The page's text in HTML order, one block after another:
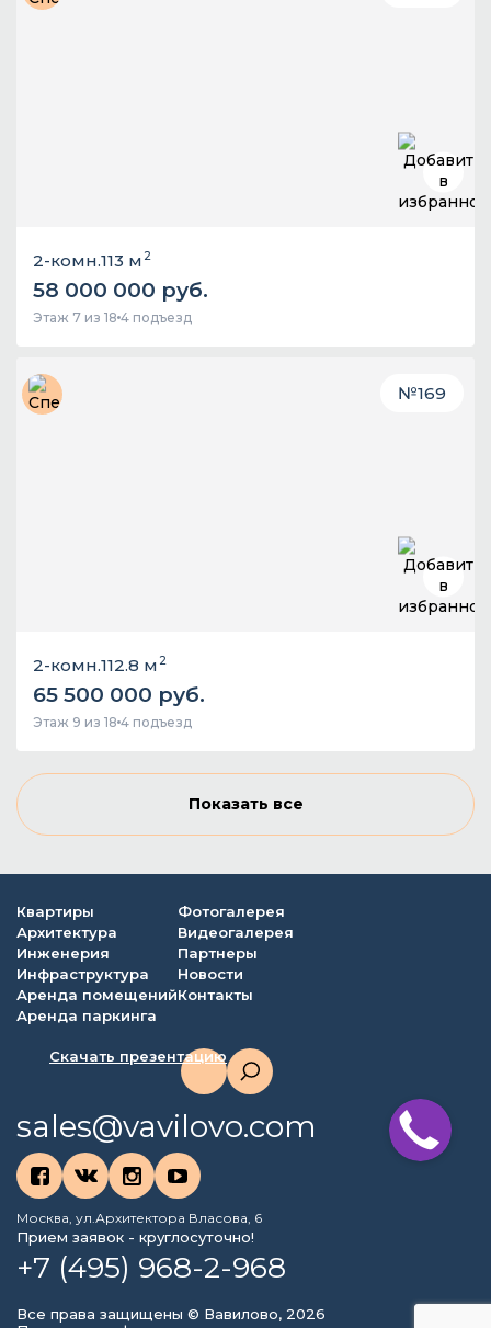
2-комн.113 м 2
58 000 000 руб.
Этаж 7 из 18 4 подъезд
№169
2-комн.112.8 м 2
65 500 000 руб.
Этаж 9 из 18 4 подъезд
Показать все
Квартиры
Архитектура
Инженерия
Инфраструктура
Аренда помещений
Аренда паркинга
Фотогалерея
Видеогалерея
Партнеры
Новости
Контакты
Скачать презентацию
sales@vavilovo.com
Москва, ул.Архитектора Власова, 6
Прием заявок - круглосуточно!
+7 (495) 968-2-968
Все права защищены © Вавилово, 2026